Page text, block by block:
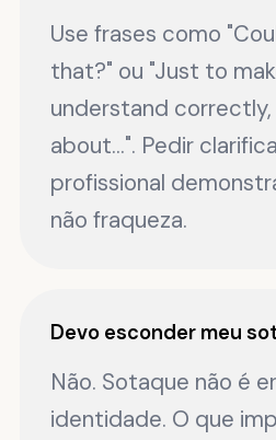
Use frases como
that?" ou "Just to
understand correctly,
about...". Pedir
profissional
não fraqueza.
Devo esconder meu
Não. Sotaque não é
identidade. O que